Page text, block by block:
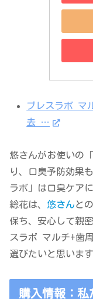
ブレスラボ マ
去 …
悠さんがお使いの
り、口臭予防効果
ラボ」は口臭ケア
総花は、 悠さんと
保ち、安心して親
スラボ マルチ+歯
選びたいと思います
購入情報：私